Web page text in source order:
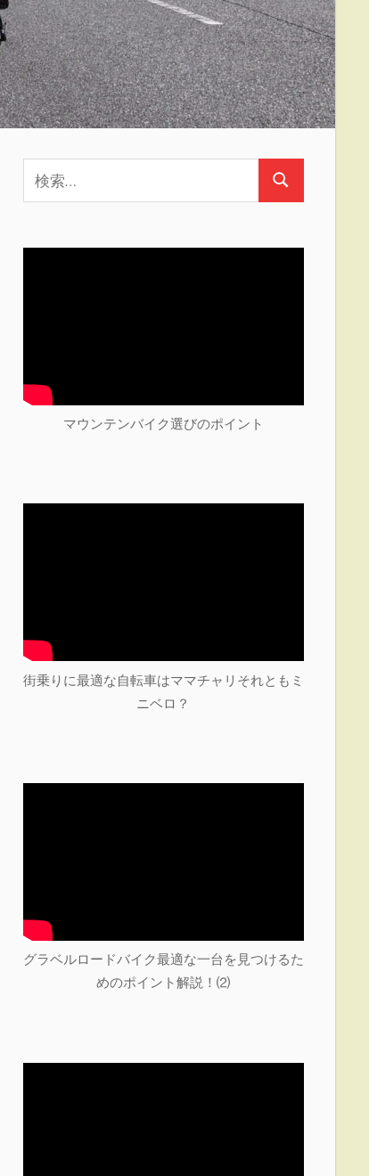
検
マウンテンバイク選びのポイント
街乗りに最適な自転車はママチャリそれともミ
ニベロ？
グラベルロードバイク最適な一台を見つけるた
めのポイント解説！⑵